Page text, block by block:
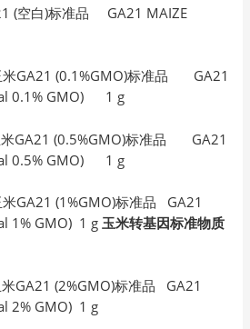
(空白)标准品 GA21 MAIZE
米GA21 (0.1%GMO)标准品 GA21
0.1% GMO) 1 g
米GA21 (0.5%GMO)标准品 GA21
0.5% GMO) 1 g
GA21 (1%GMO)标准品 GA21
1% GMO) 1 g 玉米转基因标准物质
GA21 (2%GMO)标准品 GA21
2% GMO) 1 g